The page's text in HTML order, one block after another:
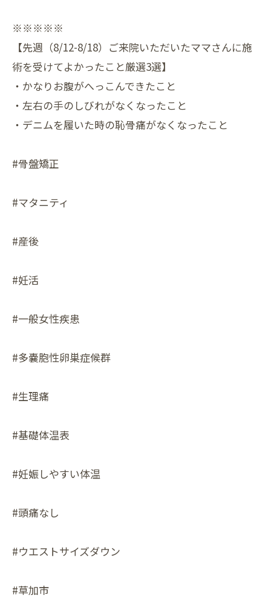
※※※※※
【先週（8/12-8/18）ご来院いただいたママさんに施
術を受けてよかったこと厳選3選】
・かなりお腹がへっこんできたこと
・左右の手のしびれがなくなったこと
・デニムを履いた時の恥骨痛がなくなったこと
#骨盤矯正
#マタニティ
#産後
#妊活
#一般女性疾患
#多嚢胞性卵巣症候群
#生理痛
#基礎体温表
#妊娠しやすい体温
#頭痛なし
#ウエストサイズダウン
#草加市